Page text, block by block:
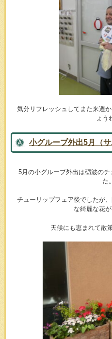
気分リフレッシュしてまた来週
ょう
小グループ外出5月（サ
5月の小グループ外出は砺波の
た。
チューリップフェア後でしたが
な綺麗な花
天候にも恵まれて散